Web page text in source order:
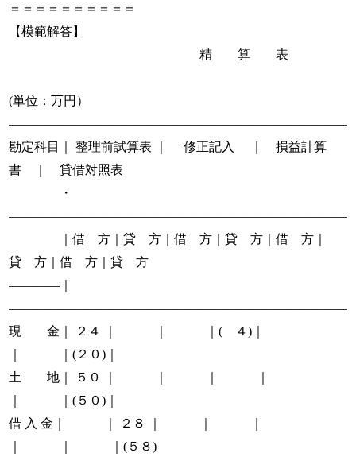
＝＝＝＝＝＝＝＝＝＝
【模範解答】
精 算 表
(単位：万円）
勘定科目｜ 整理前試算表 ｜ 修正記入 ｜ 損益計算
書 ｜ 貸借対照表
・
｜借 方｜貸 方｜借 方｜貸 方｜借 方｜
貸 方｜借 方｜貸 方
――――｜
現 金｜ ２４ ｜ ｜ ｜( ４)｜
｜ ｜(２０)｜
土 地｜ ５０ ｜ ｜ ｜ ｜
｜ ｜(５０)｜
借 入 金｜ ｜ ２８ ｜ ｜ ｜
｜ ｜ ｜(５８)